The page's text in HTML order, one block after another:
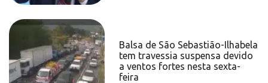
Balsa de São Sebastião-Ilhabela
tem travessia suspensa devido
a ventos fortes nesta sexta-
feira